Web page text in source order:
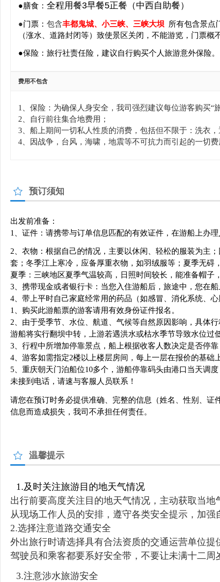
●膳食： 全程用餐3早餐5正餐（中西自助餐）
●门票： 包含丰都鬼城、小三峡、三峡大坝
所有包含景点
（涨水、道路封闭等）致使景区关闭，不能游览，门票概
●保险：旅行社责任险，建议自行购买个人旅游意外保险。
费用不包含
1、保险：为确保人身安全，我司强烈建议每位游客购买
2、自行前往集合地费用；
3、船上期间一切私人性质的消费，包括但不限于：洗衣
4、因战争，台风，海啸，地震等不可抗力而引起的一切
预订须知
出发前准备：
1、证件：请携带与订单信息匹配的有效证件，在游船上办
2、衣物：根据自己的情况，主要以休闲、轻松的服装为主
套；冬季江上寒冷，应备厚重衣物，如羽绒服等；夏季无碍
夏季：三峡地区夏季气温较高，日照时间较长，能准备帽子
3、携带现金或者银行卡：当您入住游船后，旅途中，您在
4、带上平时自己家庭经常用的药品（如感冒、消化系统、
1、购买此游船票的游客请用有效身份证件报名。
2、由于受季节、水位、航道、气候等自然原因影响，具体
游船将实行翻坝中转，上游若遇洪水或枯水季节导致水位
3、行程中所增加停靠景点，船上根据收客人数决定是否停
4、游客如需指定2楼以上楼层房间，每上一层在报价的基
5、重庆朝天门泊船位10多个，游船停靠码头由港口当天调
未接到电话，请速与客服人员联系！
请您在预订时务必提供准确、完整的信息（姓名、性别、
信息而造成损失，我司不承担任何责任。
温馨提示
1.及时关注旅游目的地天气情况
出行前要高度关注目的地天气情况，主动获取当
从现场工作人员的安排，遵守各类安全提示，加
2.选择注意道路交通安全
外出旅行时请选择具有合法资质的交通运营单位
驾驶员和乘客都要系好安全带，不要让未满十二
3.注意涉水旅游安全